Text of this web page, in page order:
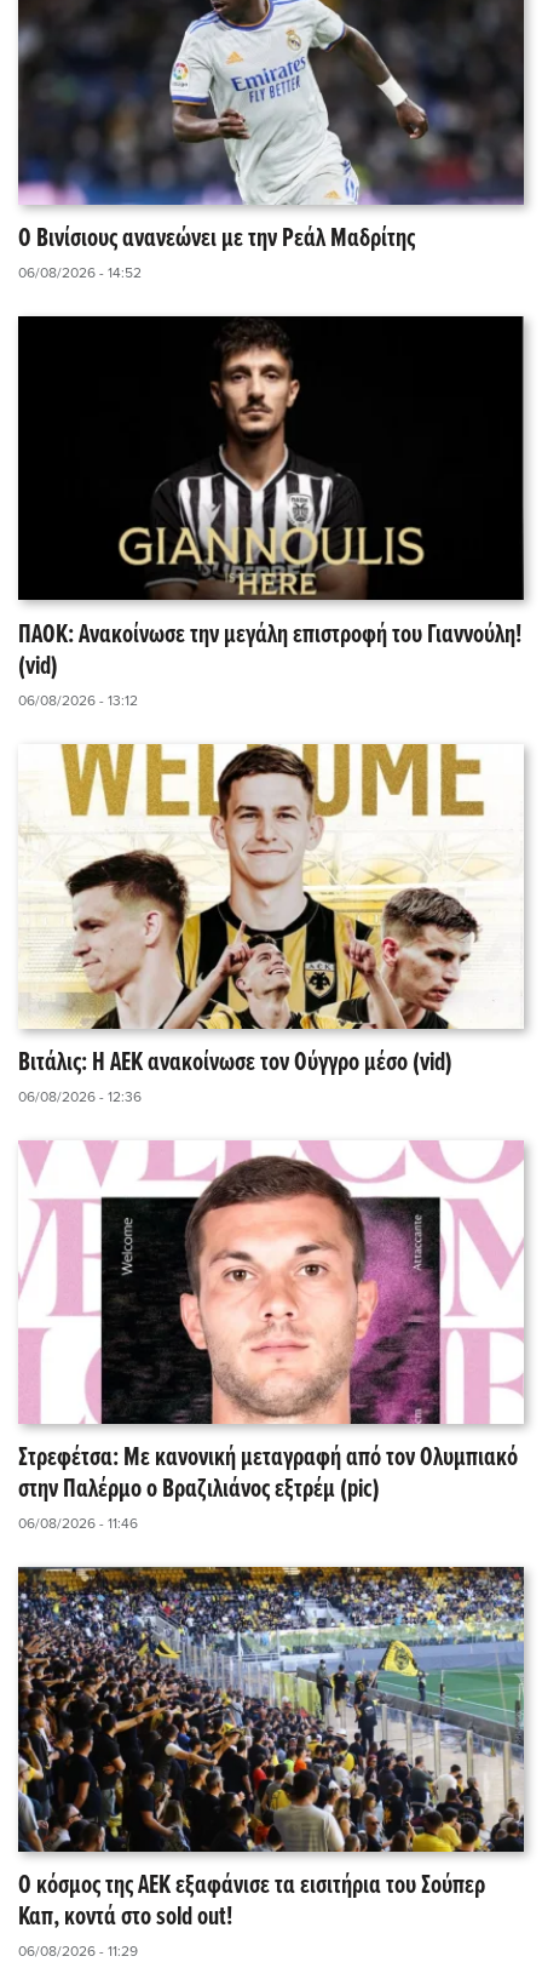
Ο Βινίσιους ανανεώνει με την Ρεάλ Μαδρίτης
06/08/2026 - 14:52
ΠΑΟΚ: Ανακοίνωσε την μεγάλη επιστροφή του Γιαννούλη!
(vid)
06/08/2026 - 13:12
Βιτάλις: Η ΑΕΚ ανακοίνωσε τον Ούγγρο μέσο (vid)
06/08/2026 - 12:36
Στρεφέτσα: Με κανονική μεταγραφή από τον Ολυμπιακό
στην Παλέρμο ο Βραζιλιάνος εξτρέμ (pic)
06/08/2026 - 11:46
Ο κόσμος της ΑΕΚ εξαφάνισε τα εισιτήρια του Σούπερ
Καπ, κοντά στο sold out!
06/08/2026 - 11:29